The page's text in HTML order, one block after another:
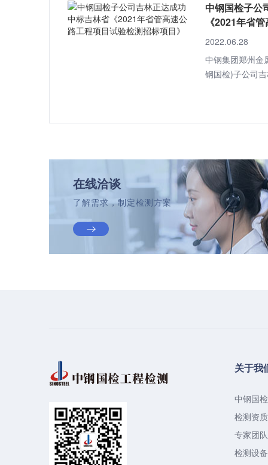
中钢国检子公
《2021年省
测招标项目》
2022.06.28
中钢集团郑州金
钢国检)子公司
在线洽谈
了解需求，制定检测方案
关于我
中钢国
检测资质
专家团队
检测设备